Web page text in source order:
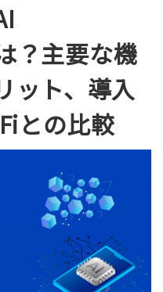
？主要な機
ット、導入
との比較